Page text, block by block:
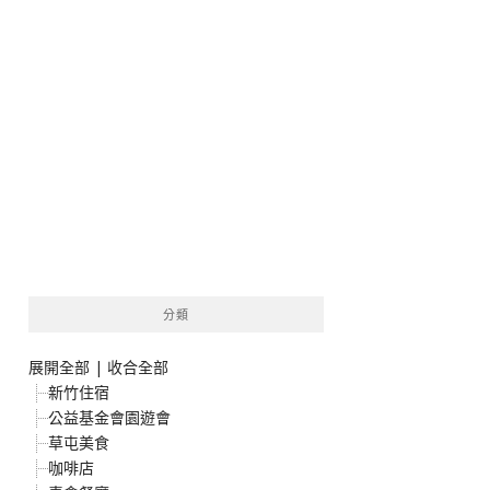
分類
展開全部 | 收合全部
新竹住宿
公益基金會園遊會
草屯美食
咖啡店